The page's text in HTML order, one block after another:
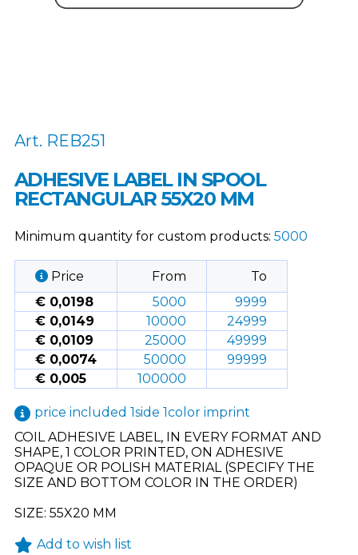
Art. REB251
ADHESIVE LABEL IN SPOOL
RECTANGULAR 55X20 MM
Minimum quantity for custom products: 5000
Price From
To
€ 0,0198
5000
9999
€ 0,0149
10000
24999
€ 0,0109
25000
49999
€ 0,0074
50000
99999
€ 0,005
100000
price included 1side 1color imprint
COIL ADHESIVE LABEL, IN EVERY FORMAT AND
SHAPE, 1 COLOR PRINTED, ON ADHESIVE
OPAQUE OR POLISH MATERIAL (SPECIFY THE
SIZE AND BOTTOM COLOR IN THE ORDER)
SIZE: 55X20 MM
Add to wish list